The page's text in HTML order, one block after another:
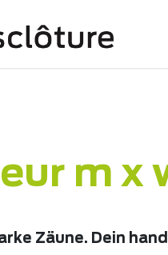
m x
Zäune. Dein